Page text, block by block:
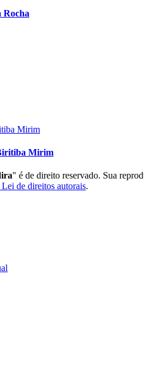
Rocha
Mirim
" é de direito reservado. Sua
de direitos autorais.